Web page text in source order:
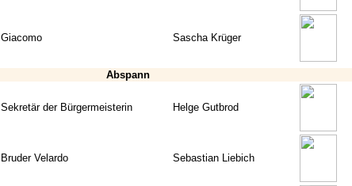
Giacomo Sascha Krüger
Abspann
Sekretär der Bürgermeisterin Helge Gutbrod
Bruder Velardo Sebastian Liebich